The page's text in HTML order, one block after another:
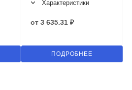
Характеристики
от 3 635.31 ₽
ПОДРОБНЕЕ